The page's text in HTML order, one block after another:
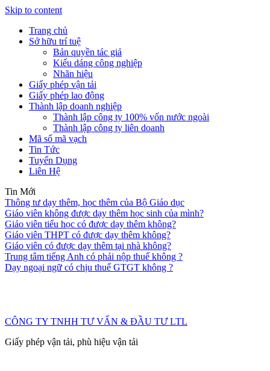
Skip to content
Trang chủ
Sở hữu trí tuệ
Bản quyền tác giả
Kiểu dáng công nghiệp
Nhãn hiệu
Giấy phép vận tải
Giấy phép lao động
Thành lập doanh nghiệp
Thành lập công ty 100% vốn nước ngoài
Thành lập công ty liên doanh
Mã số mã vạch
Tin Tức
Tuyển Dụng
Liên Hệ
Tin Mới
Thông tư dạy thêm, học thêm của Bộ Giáo dục
Giáo viên không được dạy thêm học sinh của mình?
Giáo viên tiểu học có được dạy thêm không?
Giáo viên THPT có được dạy thêm không?
Giáo viên có được dạy thêm tại nhà không?
Trung tâm tiếng Anh có phải nộp thuế không ?
Dạy ngoại ngữ có chịu thuế GTGT không ?
CÔNG TY TNHH TƯ VẤN & ĐẦU TƯ LTL
Giấy phép vận tải, phù hiệu vận tải